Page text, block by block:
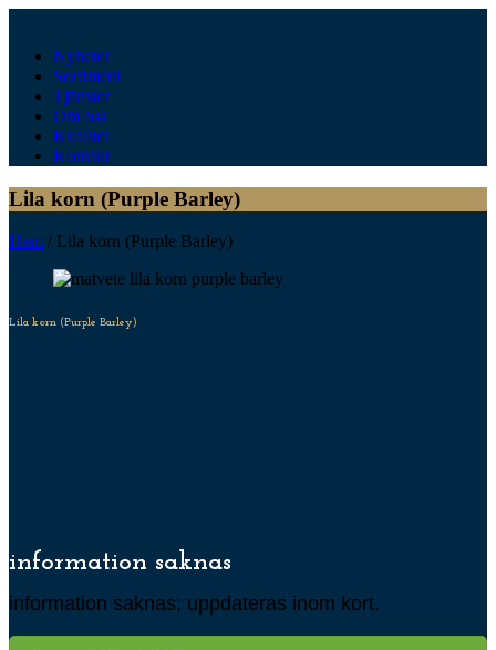
Nyheter
Sortiment
Tjänster
Om oss
Kvalitet
Kontakt
Lila korn (Purple Barley)
Hem / Lila korn (Purple Barley)
Lila korn (Purple Barley)
information saknas
information saknas; uppdateras inom kort.